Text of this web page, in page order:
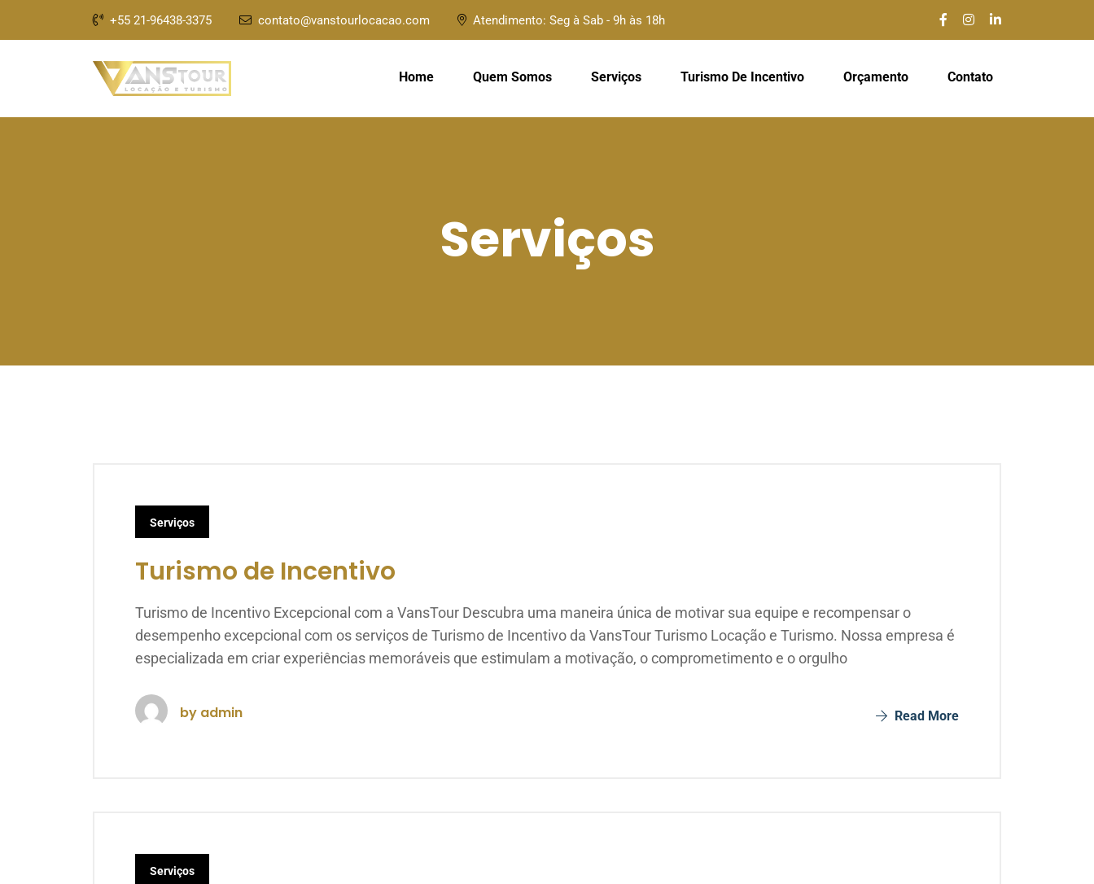
+55 21-96438-3375 contato@vanstourlocacao.com Atendimento: Seg à Sab - 9h às 18h
Home Quem Somos Serviços Turismo De Incentivo Orçamento Contato
Serviços
Serviços
Turismo de Incentivo
Turismo de Incentivo Excepcional com a VansTour Descubra uma maneira única de motivar sua equipe e recompensar o
desempenho excepcional com os serviços de Turismo de Incentivo da VansTour Turismo Locação e Turismo. Nossa empresa é
especializada em criar experiências memoráveis que estimulam a motivação, o comprometimento e o orgulho
by admin Read More
Serviços